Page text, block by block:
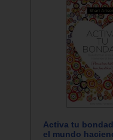
Activa tu
el mundo